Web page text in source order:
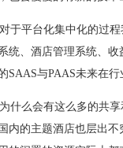
于平台化集中化的过程
统、酒店管理系统、
SAAS与PAAS未来
什么会有这么多的共享
内的主题酒店也层出